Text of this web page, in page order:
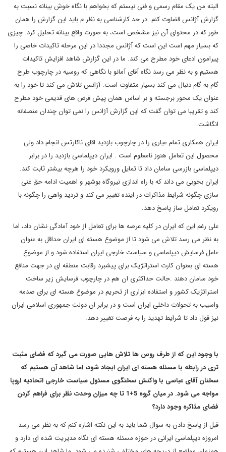
البته من یک مقام رسمی و فنی نیستم که بخواهم با نگاه خوش بینانه نسبت به
گزارش آژانس قضاوت کنم. در حد کارشناسی به نظر م باید این گزارش را همان
طور که در محتوای آن نیز مشخص است، به صورت واقع بینانه تحلیل کرد. چیزی
که بسیار مهم است این است که آژانس مجددا در این مرحله تاکیدات خاصی را
پیرامون ادعای خود مطرح می کند. ما در این گزارش شاهد افزایش تاکیدات
هستیم و به نظر می رسد نگاه آقای آمانو با نگاهی که روسیه در چارچوب طرح
گام به گام دنبال می کند بسیار متفاوت است. آژانس تلاش می کند تا خود را به
عنوان یک محور برجسته و بر اساس همان پیش فرض های قدیمی خود مطرح
کند و تقریبا می توان گفت که این گزارش آژانس را نمی توان چندان منصفانه
انگاشت.
ایران همکاری تمام عیاری را در چارچوب بازدید اقای ناکارتس انجام داد ولی
محصول این تعامل هنوز نامعلوم است . ایران دیپلماسی بازدید را در برابر
دیپلماسی بازرسی سامان داد تا تمایل ورویکرد خود را هرچه بیشتر ثابت کند.
ایران بخوبی می داند که با راه اندازی نیروگاه بوشهر و اهمیت ادامه حق غنی
سازی چگونه شرایط مذاکرات در اینده تغییر می کند و تردید واهی را چگونه با
رویکرد تعامل ساز پاسخ دهد.
علی رغم این که ایران در کلیه عرصه ها برای تعامل از خود آمادگی نشان داد، اما
به نظر می رسد تلاش می شود تا از موضوع هسته ای ایران حداقل به عنوان
عامل فرسایش دیپلماسی و سیاست خارجی ایران استفاده شود و از موضوع
هسته ای بعنوان کارت استراتژیک برای پیشبرد رقابت منطقه ای در جهت منافع
خود سامان دهند .حالت حداکثری ان هم در چارچوب فرسایش زیر ساخت
استراتژیک کشور و استفاده ابزاری از تحریم در موضوع هسته ای برای صدمه
واسیب به تحولات داخلی ایران است و در برابر ان دولت جمهوری اسلامی ایران
نیز قول داد تا شرایط تهدید را به فرصت تغییر دهد.
با وجود این که از طرف روس ها تلاش هایی صورت می گیرد که فضای مثبت
تری در رابطه با مسئله هسته ای ایران ایجاد شود، اما شاهد آن هستیم که
سخنان آقای عباسی با واکنش سخنگوی مسئول سیاست خارجی اتحادیه اروپا
مواجه می شود. در میان گروه 5+1 تا چه میزان وحدت نظر برای فراهم کردن
فضای مذاکره وجود دارد؟
قبل از پاسخ دادن به سوال شما باید به این نکته اشاره کنم که به نظر می رسد
امروزه دیپلماسی ایرانی در حوزه مسئله هسته ای نگاه مدیریت شده ای دارد و